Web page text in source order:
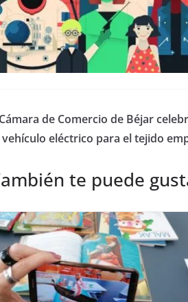
de Comercio de Béjar
eléctrico para el tejido
te puede